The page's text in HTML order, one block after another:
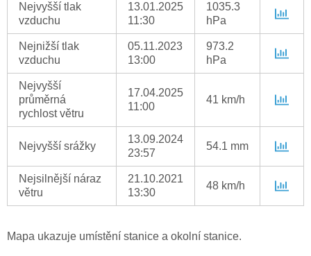
Nejvyšší tlak
vzduchu
13.01.2025
11:30
1035.3
hPa
Nejnižší tlak
vzduchu
05.11.2023
13:00
973.2
hPa
Nejvyšší
průměrná
rychlost větru
17.04.2025
11:00
41 km/h
Nejvyšší srážky
13.09.2024
23:57
54.1 mm
Nejsilnější náraz
větru
21.10.2021
13:30
48 km/h
Mapa ukazuje umístění stanice a okolní stanice.